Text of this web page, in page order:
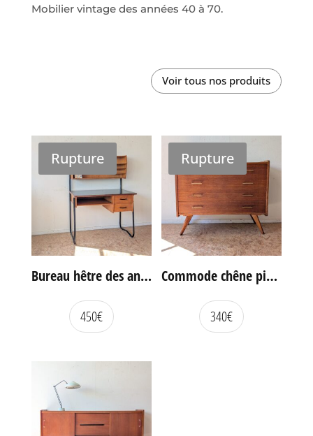
Mobilier vintage des années 40 à 70.
Voir tous nos produits
Rupture
Bureau hêtre des années 60
450€
Rupture
Commode chêne pieds compas vintage
340€